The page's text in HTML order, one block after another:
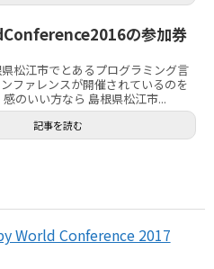
の参加券
松江市でとあるプログラミング言
ファレンスが開催されているのを
のいい方なら 島根県松江市...
記事を読む
World Conference 2017